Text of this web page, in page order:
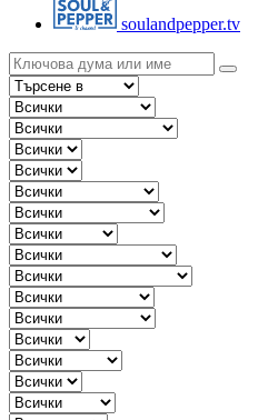
soulandpepper.tv